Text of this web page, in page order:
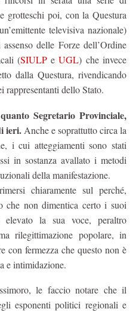
grotteschi poi, con la Questura
televisiva nazionale)
delle Forze dell’Ordine
(SIULPeUGL) che invece
dalla Questura, rivendicando
dello Stato.
Segretario Provinciale,
ieri. Anche e soprattutto circa la
i cui atteggiamenti sono stati
in sostanza avallato i metodi
della manifestazione.
chiaramente sul perché,
che non dimentica certo i suoi
la sua voce, peraltro
rilegittimazione popolare, in
con fermezza che questo non è
e intimidazione.
le faccio notare che il
esponenti politici regionali e